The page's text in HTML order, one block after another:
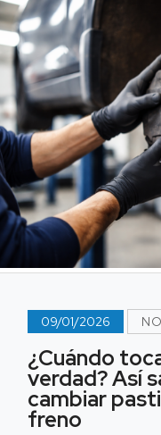
09/01/2026
¿Cuándo
verdad? Así
cambiar
freno